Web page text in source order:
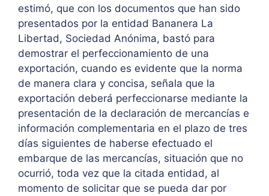
estimó, que con los documentos que han sido
presentados por la entidad Bananera La
Libertad, Sociedad Anónima, bastó para
demostrar el perfeccionamiento de una
exportación, cuando es evidente que la norma
de manera clara y concisa, señala que la
exportación deberá perfeccionarse mediante la
presentación de la declaración de mercancías e
información complementaria en el plazo de tres
días siguientes de haberse efectuado el
embarque de las mercancías, situación que no
ocurrió, toda vez que la citada entidad, al
momento de solicitar que se pueda dar por